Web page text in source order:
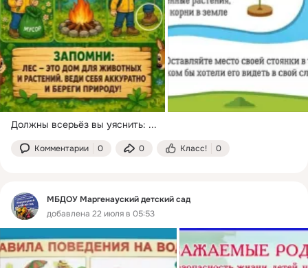
Должны всерьёз вы уяснить: ...
Комментарии 0 0 Класс! 0
МБДОУ Маргенауский детский сад
добавлена 22 июля в 05:53